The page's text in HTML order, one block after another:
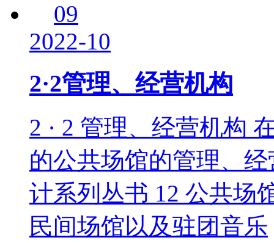
09
2022-10
2·2管理、经营机构
2 · 2 管理、经营机构
的公共场馆的管理、
计系列丛书 12 公共场
民间场馆以及驻团音乐